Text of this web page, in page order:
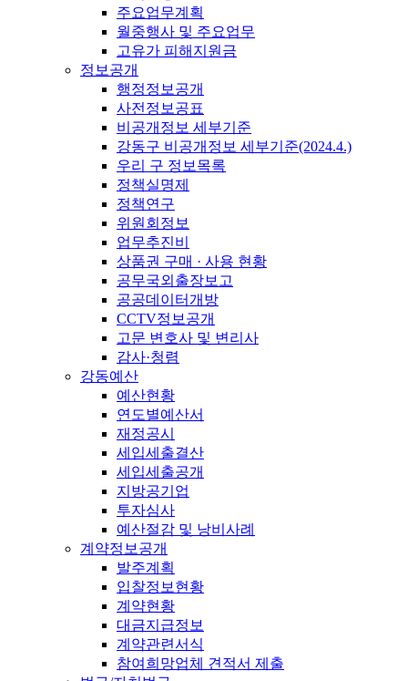
주요업무계획
월중행사 및 주요업무
고유가 피해지원금
정보공개
행정정보공개
사전정보공표
비공개정보 세부기준
강동구 비공개정보 세부기준(2024.4.)
우리 구 정보목록
정책실명제
정책연구
위원회정보
업무추진비
상품권 구매 · 사용 현황
공무국외출장보고
공공데이터개방
CCTV정보공개
고문 변호사 및 변리사
감사·청렴
강동예산
예산현황
연도별예산서
재정공시
세입세출결산
세입세출공개
지방공기업
투자심사
예산절감 및 낭비사례
계약정보공개
발주계획
입찰정보현황
계약현황
대금지급정보
계약관련서식
참여희망업체 견적서 제출